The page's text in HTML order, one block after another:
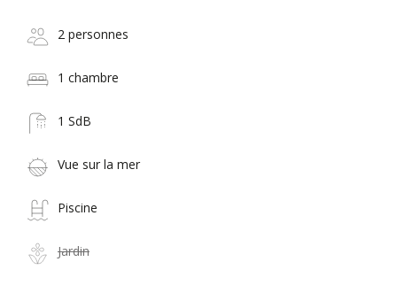
2 personnes
1 chambre
1 SdB
Vue sur la mer
Piscine
Jardin